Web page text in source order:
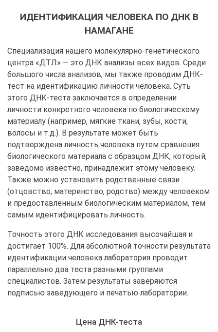
ИДЕНТИФИКАЦИЯ ЧЕЛОВЕКА ПО ДНК В
НАМАГАНЕ
Специализация нашего молекулярно-генетического
центра «ДТЛ» — это ДНК анализы всех видов. Среди
большого числа анализов, мы также проводим ДНК-
тест на идентификацию личности человека. Суть
этого ДНК-теста заключается в определении
личности конкретного человека по биологическому
материалу (например, мягкие ткани, зубы, кости,
волосы и т.д.). В результате может быть
подтверждена личность человека путем сравнения
биологического материала с образцом ДНК, который,
заведомо известно, принадлежит этому человеку.
Также можно установить родственные связи
(отцовство, материнство, родство) между человеком
и предоставленным биологическим материалом, тем
самым идентифицировать личность.
Точность этого ДНК исследования высочайшая и
достигает 100%. Для абсолютной точности результата
идентификации человека лаборатория проводит
параллельно два теста разными группами
специалистов. Затем результаты заверяются
подписью заведующего и печатью лаборатории.
Цена ДНК-теста